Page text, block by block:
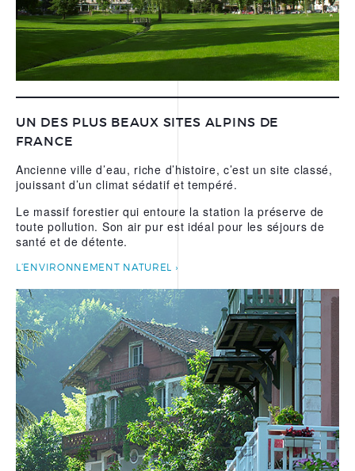
UN DES PLUS BEAUX SITES ALPINS DE
FRANCE
Ancienne ville d’eau, riche d’histoire, c’est un site classé,
jouissant d’un climat sédatif et tempéré.
Le massif forestier qui entoure la station la préserve de
toute pollution. Son air pur est idéal pour les séjours de
santé et de détente.
L’ENVIRONNEMENT NATUREL